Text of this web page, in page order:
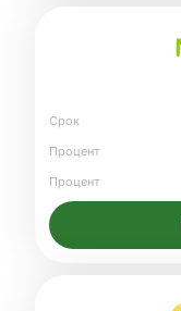
Срок
Процент
Процент